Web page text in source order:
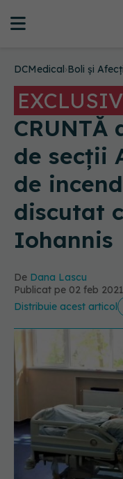
DCMedical›Boli și
EXCLUSIV
CRUNTĂ
de secții
de
discutat
Iohannis
De Dana Lascu
Publicat pe 02 feb
Distribuie acest articol